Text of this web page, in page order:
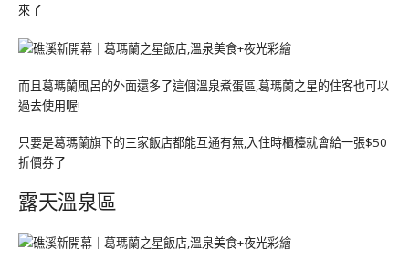
來了
而且葛瑪蘭風呂的外面還多了這個溫泉煮蛋區,葛瑪蘭之星的住客也可以
過去使用喔!
只要是葛瑪蘭旗下的三家飯店都能互通有無,入住時櫃檯就會給一張$50
折價券了
露天溫泉區